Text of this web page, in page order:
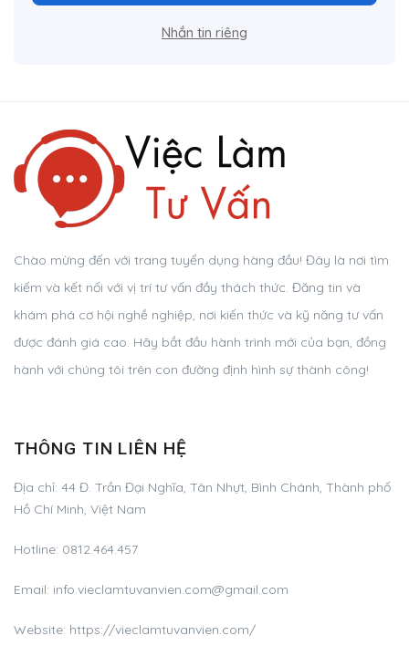
Nhắn tin riêng
Chào mừng đến với trang tuyển dụng hàng đầu! Đây là nơi tìm
kiếm và kết nối với vị trí tư vấn đầy thách thức. Đăng tin và
khám phá cơ hội nghề nghiệp, nơi kiến thức và kỹ năng tư vấn
được đánh giá cao. Hãy bắt đầu hành trình mới của bạn, đồng
hành với chúng tôi trên con đường định hình sự thành công!
THÔNG TIN LIÊN HỆ
Địa chỉ: 44 Đ. Trần Đại Nghĩa, Tân Nhựt, Bình Chánh, Thành phố
Hồ Chí Minh, Việt Nam
Hotline: 0812.464.457
Email: info.vieclamtuvanvien.com@gmail.com
Website: https://vieclamtuvanvien.com/